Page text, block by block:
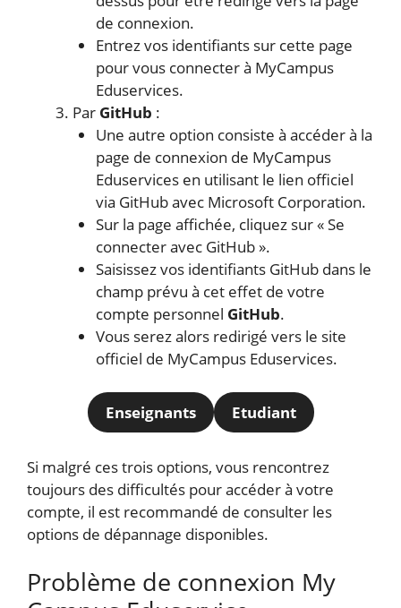
de connexion.
Entrez vos identifiants sur cette page
pour vous connecter à MyCampus
Eduservices.
Par GitHub :
Une autre option consiste à accéder à la
page de connexion de MyCampus
Eduservices en utilisant le lien officiel
via GitHub avec Microsoft Corporation.
Sur la page affichée, cliquez sur « Se
connecter avec GitHub ».
Saisissez vos identifiants GitHub dans le
champ prévu à cet effet de votre
compte personnel GitHub.
Vous serez alors redirigé vers le site
officiel de MyCampus Eduservices.
Enseignants Etudiant
Si malgré ces trois options, vous rencontrez
toujours des difficultés pour accéder à votre
compte, il est recommandé de consulter les
options de dépannage disponibles.
Problème de connexion My